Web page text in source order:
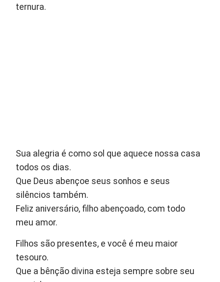
ternura.
Sua alegria é como sol que aquece nossa casa
todos os dias.
Que Deus abençoe seus sonhos e seus
silêncios também.
Feliz aniversário, filho abençoado, com todo
meu amor.
Filhos são presentes, e você é meu maior
tesouro.
Que a bênção divina esteja sempre sobre seu